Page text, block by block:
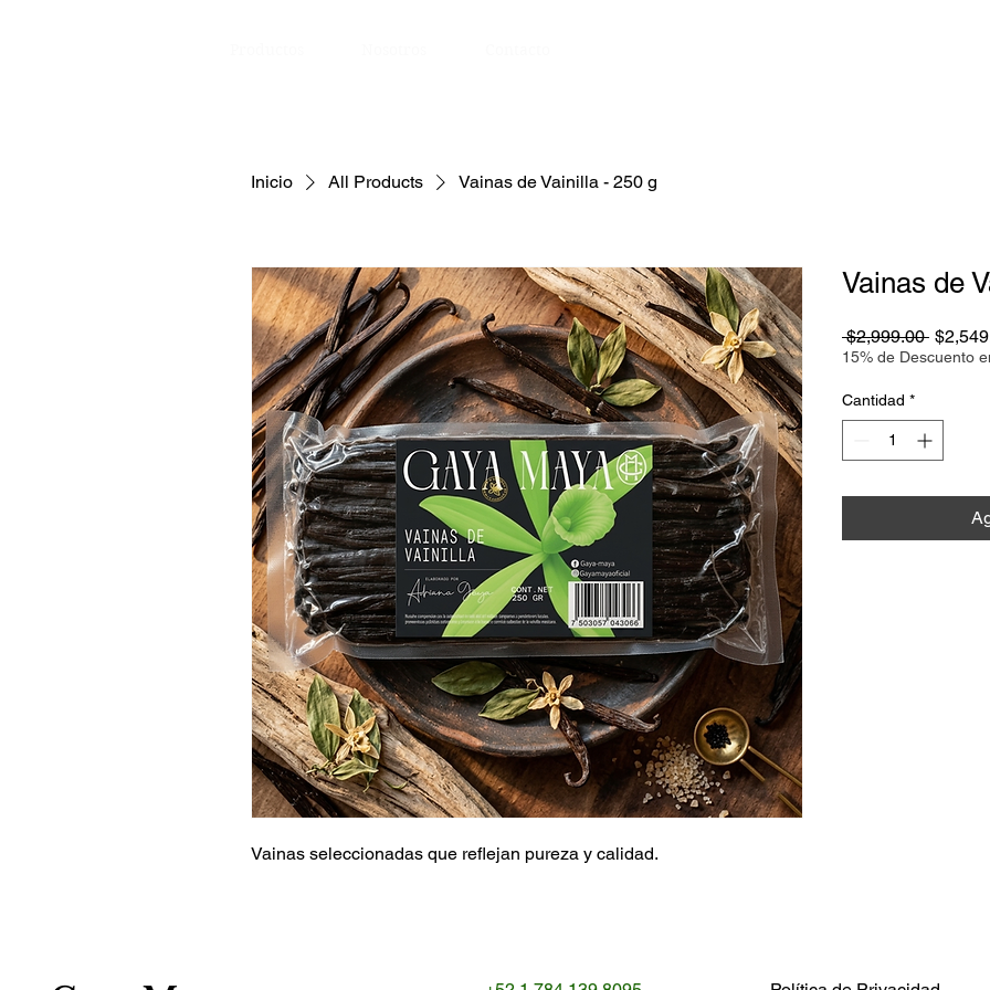
Inicio All Products Vainas de Vainilla - 250 g
Vainas seleccionadas que reflejan pureza y calidad.
Vainas de
$2,999.00 Precio
15% de Descuento
Cantidad *